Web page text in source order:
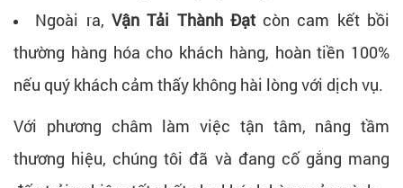
Ngoài ra, Vận Tải Thành Đạtcòn cam kết bồi
thường hàng hóa cho khách hàng, hoàn tiền 100%
nếu quý khách cảm thấy không hài lòng với dịch vụ.
Với phương châm làm việc tận tâm, nâng tầm
thương hiệu, chúng tôi đã và đang cố gắng mang